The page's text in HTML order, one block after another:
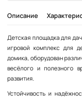
Описание
Детская площадка для
игровой комплекс для
домика, оборудован
весёлого и полезного
развития.
Устойчивость и